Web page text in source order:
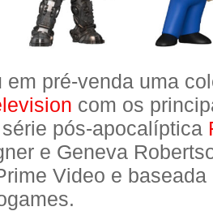
em pré-venda uma
com os
pós-apocalíptica
e Geneva
Video e